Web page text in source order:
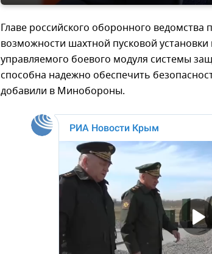
Главе российского оборонного
возможности шахтной пусковой
управляемого боевого модуля системы
способна надежно обеспечить
добавили в Минобороны.